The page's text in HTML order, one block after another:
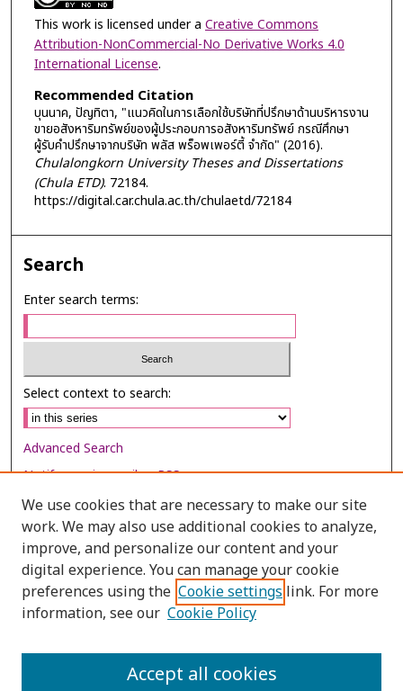
This work is licensed under a Creative Commons
Attribution-NonCommercial-No Derivative Works 4.0
International License.
Recommended Citation
บุนนาค, ปัญทิตา, "แนวคิดในการเลือกใช้บริษัทที่ปรึกษาด้านบริหารงาน
ขายอสังหาริมทรัพย์ของผู้ประกอบการอสังหาริมทรัพย์ กรณีศึกษา
ผู้รับคำปรึกษาจากบริษัท พลัส พร็อพเพอร์ตี้ จำกัด" (2016).
Chulalongkorn University Theses and Dissertations
(Chula ETD). 72184.
https://digital.car.chula.ac.th/chulaetd/72184
Search
Enter search terms:
Select context to search:
Advanced Search
Notify me via email orRSS
Browse
Collections
Disciplines
Authors
We use cookies that are necessary to make our site
work. We may also use additional cookies to analyze,
improve, and personalize our content and your
digital experience. You can manage your cookie
preferences using the Cookie settings link. For more
information, see our Cookie Policy
Accept all cookies